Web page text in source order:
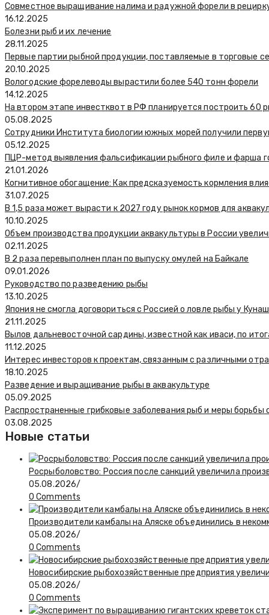
Совместное выращивание налима и радужной форели в
16.12.2025
Болезни рыб и их лечение
28.11.2025
Первые партии рыбной продукции, поставляемые в торговые
20.10.2025
Вологодские форелеводы вырастили более 540 тонн форели
14.12.2025
На втором этапе инвестквот в РФ планируется построить 60
05.08.2025
Сотрудники Института биологии южных морей получили
05.12.2025
ПЦР-метод выявления фальсификации рыбного филе и фарша
21.01.2026
Когнитивное обогащение: Как предсказуемость кормления
31.07.2025
В 1,5 раза может вырасти к 2027 году рынок кормов для
10.10.2025
Объем производства продукции аквакультуры в России
02.11.2025
В 2 раза перевыполнен план по выпуску омулей на Байкале
09.01.2026
Руководство по разведению рыбы
13.10.2025
Япония не смогла договориться с Россией о ловле рыбы у
21.11.2025
Вылов дальневосточной сардины, известной как иваси, по
11.12.2025
Интерес инвесторов к проектам, связанным с различными
18.10.2025
Разведение и выращивание рыбы в аквакультуре
05.09.2025
Распространенные грибковые заболевания рыб и меры борьбы
03.08.2025
Новые статьи
Росрыболовство: Россия после санкций увеличила
05.08.2026/
0 Comments
Производители камбалы на Аляске объединились в
05.08.2026/
0 Comments
Новосибирские рыбохозяйственные предприятия
05.08.2026/
0 Comments